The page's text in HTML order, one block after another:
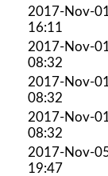
2017-Nov-
16:11
2017-Nov-
08:32
2017-Nov-
08:32
2017-Nov-
08:32
2017-Nov-
19:47